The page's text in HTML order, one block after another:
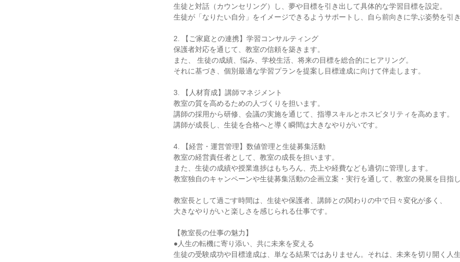
生徒と対話（カウンセリング）し、夢や目標を引き出して具体的な学習目標を設定。
生徒が「なりたい自分」をイメージできるようサポートし、自ら前向きに学ぶ姿勢を引き
2. 【ご家庭との連携】学習コンサルティング
保護者対応を通じて、教室の信頼を築きます。
また、 生徒の成績、悩み、学校生活、将来の目標を総合的にヒアリング。
それに基づき、個別最適な学習プランを提案し目標達成に向けて伴走します。
3. 【人材育成】講師マネジメント
教室の質を高めるための人づくりを担います。
講師の採用から研修、会議の実施を通じて、指導スキルとホスピタリティを高めます。
講師が成長し、生徒を合格へと導く瞬間は大きなやりがいです。
4. 【経営・運営管理】数値管理と生徒募集活動
教室の経営責任者として、教室の成長を担います。
また、生徒の成績や授業進捗はもちろん、売上や経費なども適切に管理します。
教室独自のキャンペーンや生徒募集活動の企画立案・実行を通して、教室の発展を目指し
教室長として過ごす時間は、生徒や保護者、講師との関わりの中で日々変化が多く、
大きなやりがいと楽しさを感じられる仕事です。
【教室長の仕事の魅力】
●人生の転機に寄り添い、共に未来を変える
生徒の受験成功や目標達成は、単なる結果ではありません。それは、未来を切り開く人